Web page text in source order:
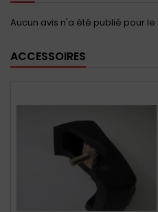
Aucun avis n'a été publié pour
ACCESSOIRES